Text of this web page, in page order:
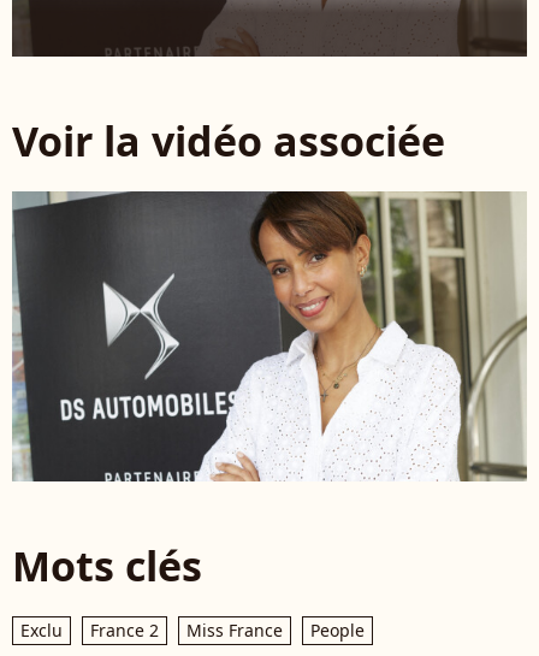
Voir la vidéo associée
Mots clés
Exclu France 2 Miss France People